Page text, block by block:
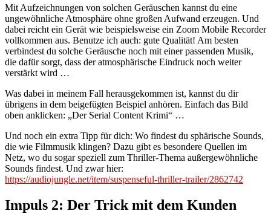
Mit Aufzeichnungen von solchen Geräuschen kannst du eine
ungewöhnliche Atmosphäre ohne großen Aufwand erzeugen. Und
dabei reicht ein Gerät wie beispielsweise ein Zoom Mobile Recorder
vollkommen aus. Benutze ich auch: gute Qualität! Am besten
verbindest du solche Geräusche noch mit einer passenden Musik,
die dafür sorgt, dass der atmosphärische Eindruck noch weiter
verstärkt wird …
Was dabei in meinem Fall herausgekommen ist, kannst du dir
übrigens in dem beigefügten Beispiel anhören. Einfach das Bild
oben anklicken: „Der Serial Content Krimi“ …
Und noch ein extra Tipp für dich: Wo findest du sphärische Sounds,
die wie Filmmusik klingen? Dazu gibt es besondere Quellen im
Netz, wo du sogar speziell zum Thriller-Thema außergewöhnliche
Sounds findest. Und zwar hier:
https://audiojungle.net/item/suspenseful-thriller-trailer/2862742
Impuls 2: Der Trick mit dem Kunden